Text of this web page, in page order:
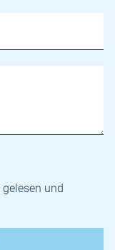
gelesen und